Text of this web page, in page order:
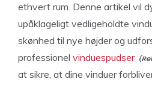
ethvert rum. Denne artikel vil
upåklageligt vedligeholdte
skønhed til nye højder og
professionel vinduespudser
at sikre, at dine vinduer